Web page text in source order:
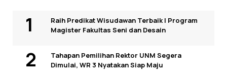
Raih Predikat Wisudawan Terbaik I Program
Magister Fakultas Seni dan Desain
Tahapan Pemilihan Rektor UNM Segera
Dimulai, WR 3 Nyatakan Siap Maju